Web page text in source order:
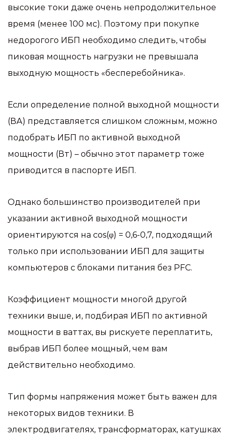
высокие токи даже очень непродолжительное
время (менее 100 мс). Поэтому при покупке
недорогого ИБП необходимо следить, чтобы
пиковая мощность нагрузки не превышала
выходную мощность «бесперебойника».
Если определение полной выходной мощности
(ВА) представляется слишком сложным, можно
подобрать ИБП по активной выходной
мощности (Вт) – обычно этот параметр тоже
приводится в паспорте ИБП.
Однако большинство производителей при
указании активной выходной мощности
ориентируются на cos(φ) = 0,6-0,7, подходящий
только при использовании ИБП для защиты
компьютеров с блоками питания без PFC.
Коэффициент мощности многой другой
техники выше, и, подбирая ИБП по активной
мощности в ваттах, вы рискуете переплатить,
выбрав ИБП более мощный, чем вам
действительно необходимо.
Тип формы напряжения может быть важен для
некоторых видов техники. В
электродвигателях, трансформаторах, катушках